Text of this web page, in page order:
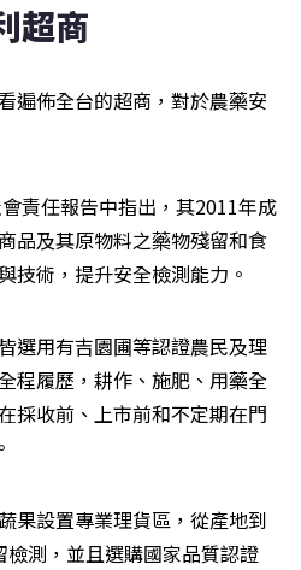
超商
遍佈全台的超商，對於農藥安
責任報告中指出，其2011年成
品及其原物料之藥物殘留和食
技術，提升安全檢測能力。
選用有吉園圃等認證農民及理
程履歷，耕作、施肥、用藥全
採收前、上市前和不定期在門
果設置專業理貨區，從產地到
測，並且選購國家品質認證